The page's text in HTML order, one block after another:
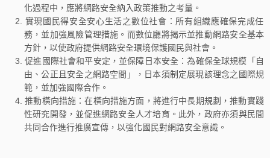
化過程中，應將網路安全納入政策推動之考量。
實現國民得安全安心生活之數位社會：所有組織應確保完成任
務，並加強風險管理措施。而數位廳將揭示並推動網路安全基本
方針，以使政府提供網路安全環境保護國民與社會。
促進國際社會和平安定，並保障日本安全：為確保全球規模「自
由、公正且安全之網路空間」，日本須制定展現該理念之國際規
範，並加強國際合作。
推動橫向措施：在橫向措施方面，將進行中長期規劃，推動實踐
性研究開發，並促進網路安全人才培育。此外，政府亦須與民間
共同合作進行推廣宣傳，以強化國民對網路安全意識。